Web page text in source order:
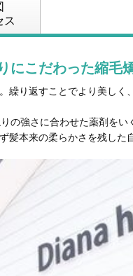
ス
にこだわった縮毛
繰り返すことでより美しく
の強さに合わせた薬剤を
髪本来の柔らかさを残した